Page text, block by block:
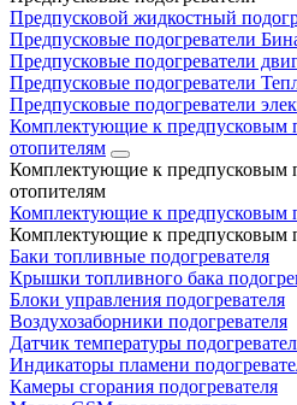
Предпусковой жидкостный
Предпусковые подогреватели
Предпусковые подогреватели
Предпусковые подогреватели
Предпусковые подогреватели
Комплектующие к предпусковым
отопителям
Комплектующие к предпусковым
отопителям
Комплектующие к предпусковым
Комплектующие к предпусковым
Баки топливные подогревателя
Крышки топливного бака
Блоки управления подогревателя
Воздухозаборники подогревателя
Датчик температуры
Индикаторы пламени
Камеры сгорания подогревателя